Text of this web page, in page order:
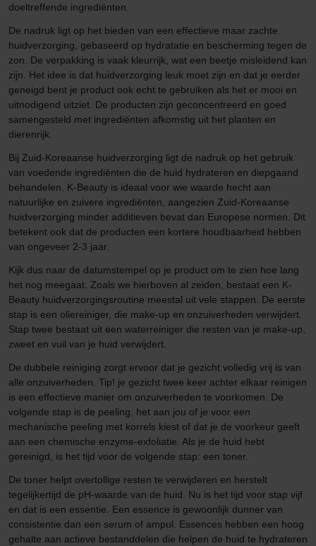
doeltreffende ingrediënten.
De nadruk ligt op het bieden van een effectieve maar zachte
huidverzorging, gebaseerd op hydratatie en bescherming tegen de
zon. De verpakking is vaak kleurrijk, wat een beetje misleidend kan
zijn. Het idee is dat huidverzorging leuk moet zijn en dat je eerder
geneigd bent je product ook echt te gebruiken als het er mooi en
uitnodigend uitziet. De producten zijn geconcentreerd en goed
samengesteld met ingrediënten afkomstig uit het planten en
dierenrijk.
Bij Zuid-Koreaanse huidverzorging ligt de nadruk op het gebruik
van voedende ingrediënten die de huid hydrateren en diepgaand
behandelen. K-Beauty is ideaal voor wie waarde hecht aan
natuurlijke en zuivere ingrediënten, aangezien Zuid-Koreaanse
huidverzorging minder additieven bevat dan Europese normen. Dit
betekent ook dat de producten een kortere houdbaarheid hebben
van ongeveer 2-3 jaar.
Kijk dus naar de datumstempel op je product om te zien hoe lang
het nog meegaat. Zoals we hierboven al zeiden, bestaat een K-
Beauty huidverzorgingsroutine meestal uit vele stappen. De eerste
stap is een oliereiniger, die make-up en onzuiverheden verwijdert.
Stap twee bestaat uit een waterreiniger die resten van je make-up,
zweet en vuil van je huid verwijdert.
De dubbele reiniging zorgt ervoor dat je gezicht volledig vrij is van
alle onzuiverheden. Tip! je gezicht twee keer achter elkaar reinigen
is een effectieve manier om onzuiverheden te voorkomen. De
volgende stap is de peeling, het aan jou of je voor een
mechanische peeling met korrels kiest of dat je de voorkeur geeft
aan een chemische enzyme-exfoliatie. Als je de huid hebt
gereinigd, is het tijd voor de volgende stap: een toner.
De toner helpt overtollige resten te verwijderen en herstelt
tegelijkertijd de pH-waarde van de huid. Nu is het tijd voor stap vijf
en dat is een essentie. Een essence is gewoonlijk dunner van
consistentie dan een serum of ampul. Essences hebben een hoog
gehalte aan actieve bestanddelen die helpen de huid te hydrateren